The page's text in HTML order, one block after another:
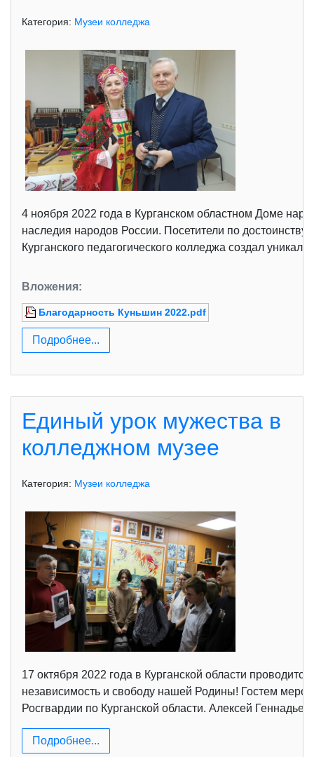
Категория: Музеи колледжа
4 ноября 2022 года в Курганском областном Доме
наследия народов России. Посетители по
Курганского педагогического колледжа создал
Вложения:
Благодарность Куньшин 2022.pdf
Подробнее...
Единый урок мужества в
колледжном музее
Категория: Музеи колледжа
17 октября 2022 года в Курганской области
независимость и свободу нашей Родины! Гостем
Росгвардии по Курганской области. Алексей
Подробнее...